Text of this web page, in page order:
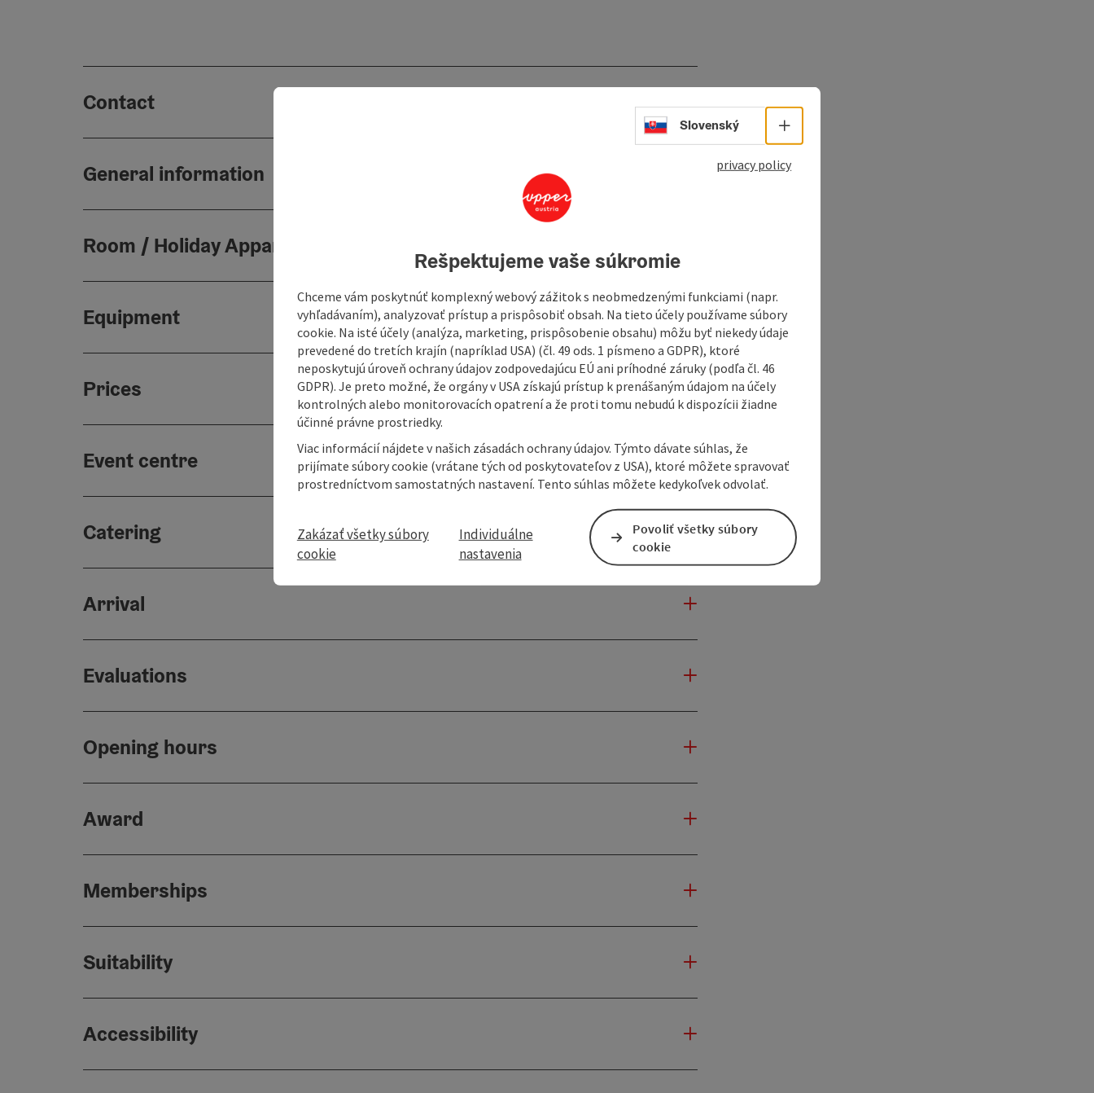
Contact
General information
Room / Holiday Appartement
Equipment
Prices
Event centre
Catering
Arrival
Evaluations
Opening hours
Award
Memberships
Suitability
Accessibility
Select language - Open menu
Slovenský
privacy policy
Rešpektujeme vaše súkromie
Chceme vám poskytnúť komplexný webový zážitok s neobmedzenými funkciami (napr.
vyhľadávaním), analyzovať prístup a prispôsobiť obsah. Na tieto účely používame súbory
cookie. Na isté účely (analýza, marketing, prispôsobenie obsahu) môžu byť niekedy údaje
prevedené do tretích krajín (napríklad USA) (čl. 49 ods. 1 písmeno a GDPR), ktoré
neposkytujú úroveň ochrany údajov zodpovedajúcu EÚ ani príhodné záruky (podľa čl. 46
GDPR). Je preto možné, že orgány v USA získajú prístup k prenášaným údajom na účely
kontrolných alebo monitorovacích opatrení a že proti tomu nebudú k dispozícii žiadne
účinné právne prostriedky.
Viac informácií nájdete v našich zásadách ochrany údajov. Týmto dávate súhlas, že
prijímate súbory cookie (vrátane tých od poskytovateľov z USA), ktoré môžete spravovať
prostredníctvom samostatných nastavení. Tento súhlas môžete kedykoľvek odvolať.
Zakázať všetky súbory
cookie
Individuálne
nastavenia
Povoliť všetky súbory
cookie